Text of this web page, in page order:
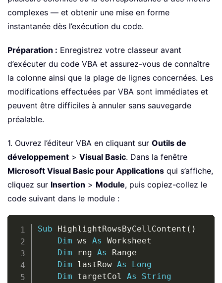
complexes — et obtenir une mise en forme
instantanée dès l’exécution du code.
Préparation : Enregistrez votre classeur avant
d’exécuter du code VBA et assurez-vous de connaître
la colonne ainsi que la plage de lignes concernées. Les
modifications effectuées par VBA sont immédiates et
peuvent être difficiles à annuler sans sauvegarde
préalable.
1. Ouvrez l’éditeur VBA en cliquant sur Outils de
développement > Visual Basic. Dans la fenêtre
Microsoft Visual Basic pour Applications qui s’affiche,
cliquez sur Insertion > Module, puis copiez-collez le
code suivant dans le module :
Sub HighlightRowsByCellContent ( )
Dim ws As Worksheet
Dim rng As Range
Dim lastRow As
Long
Dim targetCol As
String
Copy